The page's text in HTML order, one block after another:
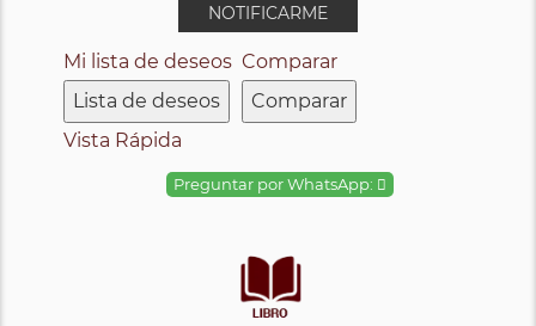
NOTIFICARME
Mi lista de deseos
Lista de deseos
Comparar
Comparar
Vista Rápida
Preguntar por WhatsApp: